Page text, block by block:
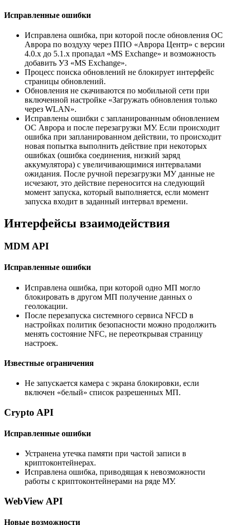
Исправленные ошибки
Исправлена ошибка, при которой после обновления ОС
Аврора по воздуху через ППО «Аврора Центр» с версии
4.0.х до 5.1.х пропадал «MS Exchange» и возможность
добавить УЗ «MS Exchange».
Процесс поиска обновлений не блокирует интерфейс
страницы обновлений.
Обновления не скачиваются по мобильной сети при
включенной настройке «Загружать обновления только
через WLAN».
Исправлены ошибки с запланированным обновлением
ОС Аврора и после перезагрузки МУ. Если происходит
ошибка при запланированном действии, то происходит
новая попытка выполнить действие при некоторых
ошибках (ошибка соединения, низкий заряд
аккумулятора) с увеличивающимися интервалами
ожидания. После ручной перезагрузки МУ данные не
исчезают, это действие переносится на следующий
момент запуска, который выполняется, если момент
запуска входит в заданный интервал времени.
Интерфейсы взаимодействия
MDM API
Исправленные ошибки
Исправлена ошибка, при которой одно МП могло
блокировать в другом МП получение данных о
геолокации.
После перезапуска системного сервиса NFCD в
настройках политик безопасности можно продолжить
менять состояние NFC, не переоткрывая страницу
настроек.
Известные ограничения
Не запускается камера с экрана блокировки, если
включен «белый» список разрешенных МП.
Crypto API
Исправленные ошибки
Устранена утечка памяти при частой записи в
криптоконтейнерах.
Исправлена ошибка, приводящая к невозможности
работы с криптоконтейнерами на ряде МУ.
WebView API
Новые возможности